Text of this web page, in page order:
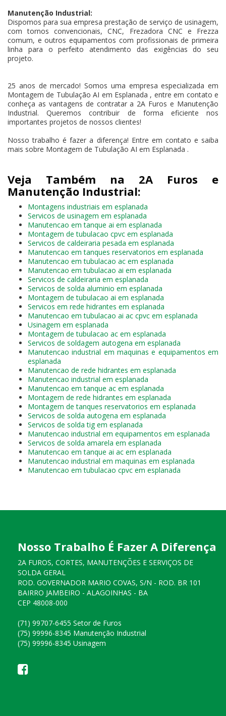
Manutenção Industrial:
Dispomos para sua empresa prestação de serviço de usinagem,
com tornos convencionais, CNC, Frezadora CNC e Frezza
comum, e outros equipamentos com profissionais de primeira
linha para o perfeito atendimento das exigências do seu
projeto.
25 anos de mercado! Somos uma empresa especializada em
Montagem de Tubulação AI em Esplanada , entre em contato e
conheça as vantagens de contratar a 2A Furos e Manutenção
Industrial. Queremos contribuir de forma eficiente nos
importantes projetos de nossos clientes!
Nosso trabalho é fazer a diferença! Entre em contato e saiba
mais sobre Montagem de Tubulação AI em Esplanada .
Veja Também na 2A Furos e
Manutenção Industrial:
Montagens industriais em esplanada
Servicos de usinagem em esplanada
Manutencao em tanque ai em esplanada
Montagem de tubulacao cpvc em esplanada
Servicos de caldeiraria pesada em esplanada
Manutencao em tanques reservatorios em esplanada
Manutencao em tubulacao ac em esplanada
Manutencao em tubulacao ai em esplanada
Servicos de caldeiraria em esplanada
Servicos de solda aluminio em esplanada
Montagem de tubulacao ai em esplanada
Servicos em rede hidrantes em esplanada
Manutencao em tubulacao ai ac cpvc em esplanada
Usinagem em esplanada
Montagem de tubulacao ac em esplanada
Servicos de soldagem autogena em esplanada
Manutencao industrial em maquinas e equipamentos em
esplanada
Manutencao de rede hidrantes em esplanada
Manutencao industrial em esplanada
Manutencao em tanque ac em esplanada
Montagem de rede hidrantes em esplanada
Montagem de tanques reservatorios em esplanada
Servicos de solda autogena em esplanada
Servicos de solda tig em esplanada
Manutencao industrial em equipamentos em esplanada
Servicos de solda amarela em esplanada
Manutencao em tanque ai ac em esplanada
Manutencao industrial em maquinas em esplanada
Manutencao em tubulacao cpvc em esplanada
Nosso Trabalho É Fazer A Diferença
2A FUROS, CORTES, MANUTENÇÕES E SERVIÇOS DE
SOLDA GERAL
ROD. GOVERNADOR MARIO COVAS, S/N - ROD. BR 101
BAIRRO JAMBEIRO - ALAGOINHAS - BA
CEP 48008-000
(71) 99707-6455 Setor de Furos
(75) 99996-8345 Manutenção Industrial
(75) 99996-8345 Usinagem